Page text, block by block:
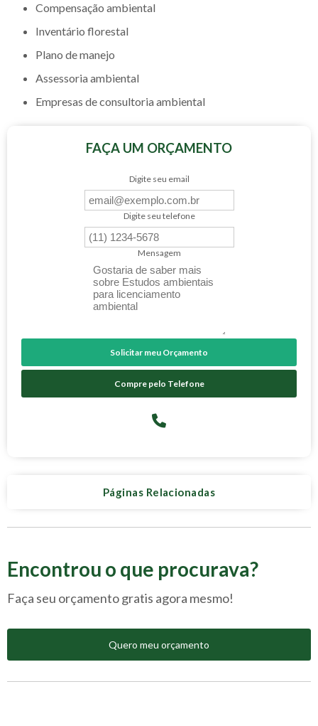
compensação ambiental
inventário florestal
plano de manejo
assessoria ambiental
empresas de consultoria ambiental
FAÇA UM ORÇAMENTO
Digite seu email
Digite seu telefone
Mensagem
Solicitar meu Orçamento
Compre pelo Telefone
Páginas Relacionadas
Encontrou o que procurava?
Faça seu orçamento gratis agora mesmo!
Quero meu orçamento